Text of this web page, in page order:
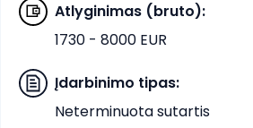
Atlyginimas (bruto):
1730 - 8000 EUR
Įdarbinimo tipas:
Neterminuota sutartis